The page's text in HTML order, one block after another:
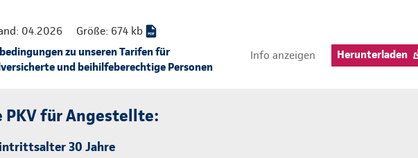
04.2026
Größe: 674 kb
zu unseren Tarifen für
und beihilfeberechtige Personen
Info anzeigen Herunterladen
PKV für Angestellte:
30 Jahre